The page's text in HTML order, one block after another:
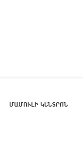
ՄԱՄՈՒԼԻ ԿԵՆՏՐՈՆ